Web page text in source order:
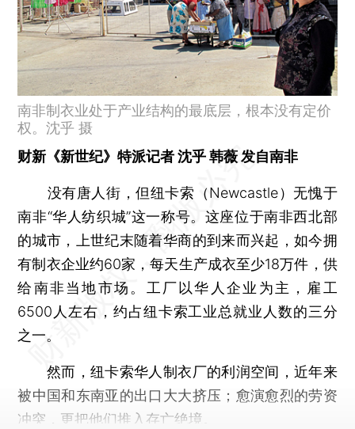
南非制衣业处于产业结构的最底层，根本没有定价
权。沈乎 摄
财新《新世纪》特派记者 沈乎 韩薇 发自南非
没有唐人街，但纽卡索（Newcastle）无愧于
南非“华人纺织城”这一称号。这座位于南非西北部
的城市，上世纪末随着华商的到来而兴起，如今拥
有制衣企业约60家，每天生产成衣至少18万件，供
给南非当地市场。工厂以华人企业为主，雇工
6500人左右，约占纽卡索工业总就业人数的三分
之一。
然而，纽卡索华人制衣厂的利润空间，近年来
被中国和东南亚的出口大大挤压；愈演愈烈的劳资
冲突，更把他们推入存亡绝境。